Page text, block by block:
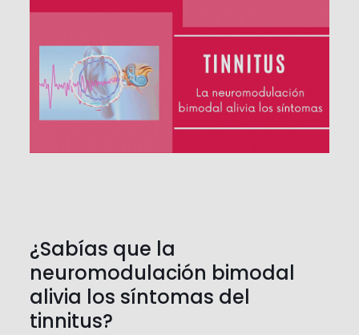
¿Sabías que la
neuromodulación bimodal
alivia los síntomas del
tinnitus?